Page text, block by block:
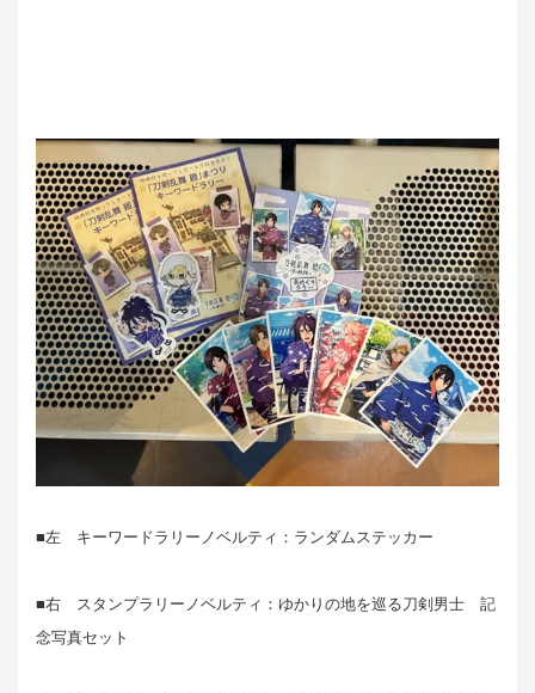
■左 キーワードラリーノベルティ：ランダムステッカー
■右 スタンプラリーノベルティ：ゆかりの地を巡る刀剣男士 記
念写真セット